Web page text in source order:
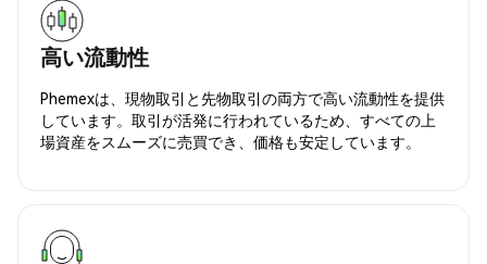
高い流動性
Phemexは、現物取引と先物取引の両方で高い流動性を提供
しています。取引が活発に行われているため、すべての上
場資産をスムーズに売買でき、価格も安定しています。